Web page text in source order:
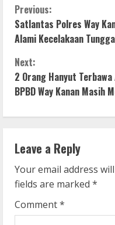
C
o
n
t
i
n
u
e
R
Previous:
Satlantas Polres Way
Alami Kecelakaan
Next:
2 Orang Hanyut
BPBD Way Kanan Masih
Leave a Reply
Your email address
fields are marked *
Comment*